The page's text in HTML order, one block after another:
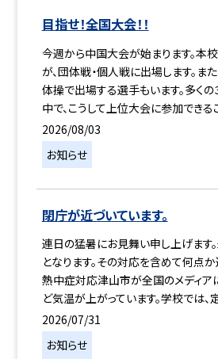
目指せ！全国大会！！
今週から中国大会が始まります。本
が、団体戦・個人戦に出場します。ま
体操で出場する選手もいます。多く
中で、こうして上位大会に参加できる
2026/08/03
お知らせ
閉庁が近づいています。
連日の猛暑にお見舞い申し上げます
となります。その対応を含めて何点か
熱中症対応津山市が全国のメディア
ど気温が上がっています。学校では、
2026/07/31
お知らせ